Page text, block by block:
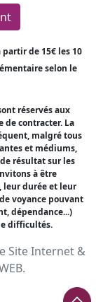
de 15€ les 10
selon le
réservés aux
de contracter. La
malgré tous
et médiums,
résultat sur les
à être
durée et leur
voyance pouvant
dépendance...)
difficultés.
Site Internet &